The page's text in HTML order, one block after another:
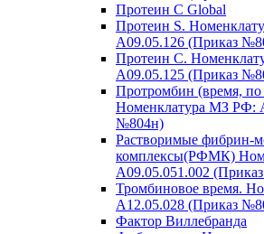
Протеин C Global
Протеин S.
A09.05.126 (Приказ
Протеин С.
A09.05.125 (Приказ
Протромбин (время,
Номенклатура МЗ РФ:
№804н)
Растворимые фибрин-
комплексы(РФМК)
A09.05.051.002
Тромбиновое время.
A12.05.028 (Приказ
Фактор Виллебранда